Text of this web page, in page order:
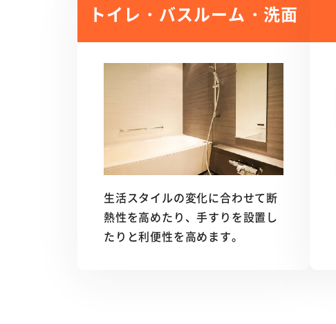
トイレ・バスルーム・ 洗面
生活スタイルの変化に合わせて断
熱性を高めたり、手すりを設置し
たりと利便性を高めます。